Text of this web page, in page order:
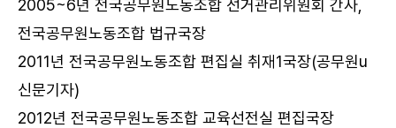
2005~6년 전국공무원노동조합 선거관리위원회 간사,
전국공무원노동조합 법규국장
2011년 전국공무원노동조합 편집실 취재1국장(공무원u
신문기자)
2012년 전국공무원노동조합 교육선전실 편집국장